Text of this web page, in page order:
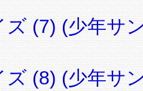
ズ (7) (少年サ
ズ (8) (少年サ